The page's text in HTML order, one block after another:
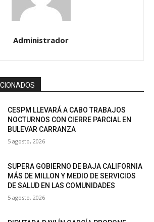
Administrador
CESPM LLEVARÁ A CABO TRABAJOS
NOCTURNOS CON CIERRE PARCIAL EN
BULEVAR CARRANZA
5 agosto, 2026
SUPERA GOBIERNO DE BAJA CALIFORNIA
MÁS DE MILLON Y MEDIO DE SERVICIOS
DE SALUD EN LAS COMUNIDADES
5 agosto, 2026